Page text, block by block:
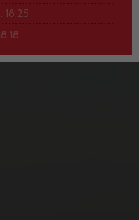
18:25